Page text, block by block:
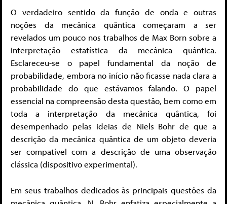
O verdadeiro sentido da função de onda e outras
noções da mecânica quântica começaram a ser
revelados um pouco nos trabalhos de Max Born sobre a
interpretação estatística da mecânica quântica.
Esclareceu-se o papel fundamental da noção de
probabilidade, embora no início não ficasse nada clara a
probabilidade do que estávamos falando. O papel
essencial na compreensão desta questão, bem como em
toda a interpretação da mecânica quântica, foi
desempenhado pelas ideias de Niels Bohr de que a
descrição da mecânica quântica de um objeto deveria
ser compatível com a descrição de uma observação
clássica (dispositivo experimental).
Em seus trabalhos dedicados às principais questões da